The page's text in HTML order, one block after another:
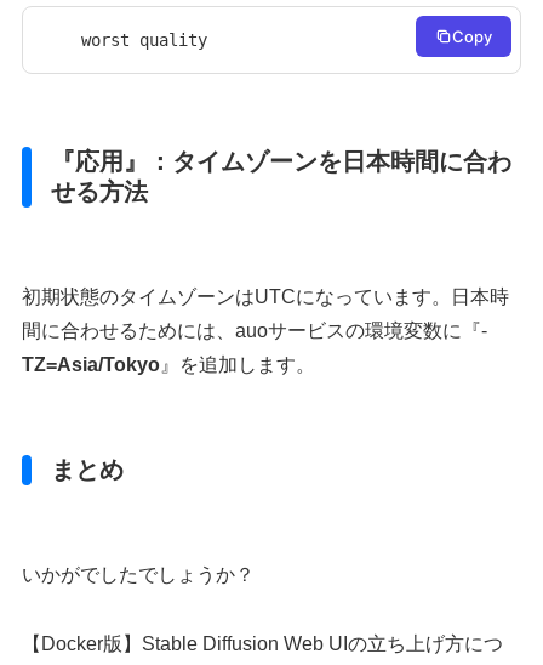
worst quality Copy
『応用』：タイムゾーンを日本時間に合わ
せる方法
初期状態のタイムゾーンはUTCになっています。日本時
間に合わせるためには、auoサービスの環境変数に『‐
TZ=Asia/Tokyo 』を追加します。
まとめ
いかがでしたでしょうか？
【Docker版】Stable Diffusion Web UIの立ち上げ方につ